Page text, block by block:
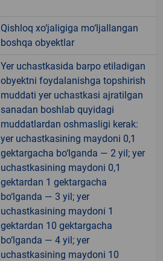
Qishloq xo‘jaligiga mo‘ljallangan
boshqa obyektlar
Yer uchastkasida barpo etiladigan
obyektni foydalanishga topshirish
muddati yer uchastkasi ajratilgan
sanadan boshlab quyidagi
muddatlardan oshmasligi kerak:
yer uchastkasining maydoni 0,1
gektargacha bo‘lganda — 2 yil; yer
uchastkasining maydoni 0,1
gektardan 1 gektargacha
bo‘lganda — 3 yil; yer
uchastkasining maydoni 1
gektardan 10 gektargacha
bo‘lganda — 4 yil; yer
uchastkasining maydoni 10